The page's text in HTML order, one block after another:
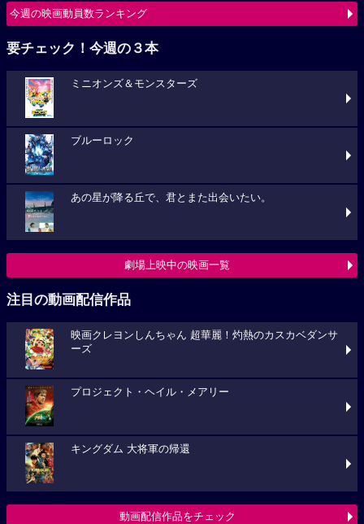
今週の映画動員数ランキング
要チェック！今週の３本
ミニオンズ＆モンスターズ
ブルーロック
あの星が降る丘で、君とまた出会いたい。
劇場上映中の映画一覧
注目の動画配信作品
映画クレヨンしんちゃん 超華麗！灼熱のカスカベダンサ
ーズ
プロジェクト・ヘイル・メアリー
キングダム 大将軍の帰還
動画配信作品をチェック